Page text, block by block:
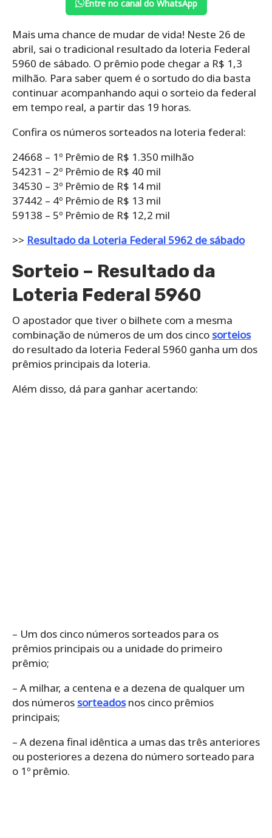
Entre no canal do WhatsApp
Mais uma chance de mudar de vida! Neste 26 de
abril, sai o tradicional resultado da loteria Federal
5960 de sábado. O prêmio pode chegar a R$ 1,3
milhão. Para saber quem é o sortudo do dia basta
continuar acompanhando aqui o sorteio da federal
em tempo real, a partir das 19 horas.
Confira os números sorteados na loteria federal:
24668 – 1º Prêmio de R$ 1.350 milhão
54231 – 2º Prêmio de R$ 40 mil
34530 – 3º Prêmio de R$ 14 mil
37442 – 4º Prêmio de R$ 13 mil
59138 – 5º Prêmio de R$ 12,2 mil
>> Resultado da Loteria Federal 5962 de sábado
Sorteio – Resultado da
Loteria Federal 5960
O apostador que tiver o bilhete com a mesma
combinação de números de um dos cinco sorteios
do resultado da loteria Federal 5960 ganha um dos
prêmios principais da loteria.
Além disso, dá para ganhar acertando:
– Um dos cinco números sorteados para os
prêmios principais ou a unidade do primeiro
prêmio;
– A milhar, a centena e a dezena de qualquer um
dos números sorteadosnos cinco prêmios
principais;
– A dezena final idêntica a umas das três anteriores
ou posteriores a dezena do número sorteado para
o 1º prêmio.